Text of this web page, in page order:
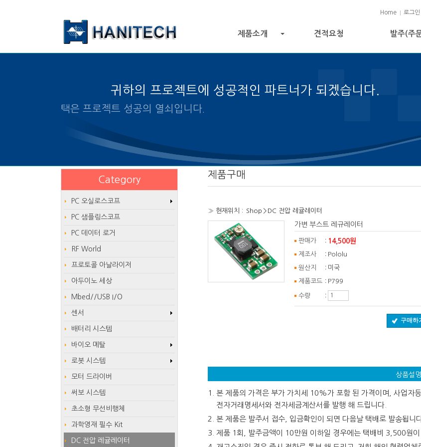
Home 로그인
제품소개 견적요청 발주(주
귀하의 프로젝트에 성공적인 파트너가 되겠습니다.
알맞은 제품의 선택은 프로젝트 성공의 열쇠입니다.
제품구매
» 현재위치 : Shop > DC 전압 레귤레이터
가변 부스트 레규레이터
판매가 : 14,500원
제조사 : Pololu
원산지 : 미국
제품코드 : P799
수량 :
구매하
상품설명
본 제품의 가격은 부가 가치세 10%가 포함 된 가격이며, 사업자
전자거래명세서와 전자세금계산서를 발행 해 드립니다.
본 제품은 발주서 접수, 입금확인이 되면 다음날 택배로 발송됩니
제품 1회, 발주금액이 10만원 이하일 경우에는 택배비 3,500원이
Category
PC 오실로스코프
PC 샘플링스코프
PC 데이터 로거
RF World
프로토콜 아날라이저
아두이노 세상
Mbed//USB I/O
센서
배터리 시스템
바이오 메탈
로봇 시스템
모터 드라이버
써보 시스템
초소형 무선비행체
과학영재 필수 Kit
DC 전압 레귤레이터